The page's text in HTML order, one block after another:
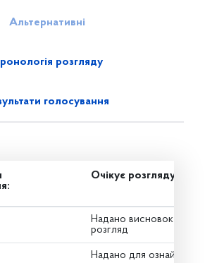
Альтернативні
розгляду
голосування
Очікує розгляду
Надано висновок
розгляд
Надано для